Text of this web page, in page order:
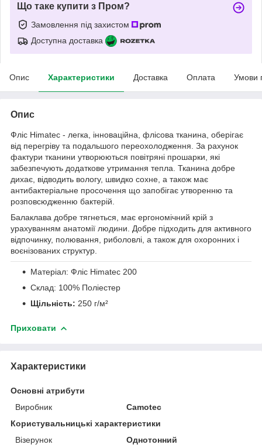
Що таке купити з Пром?
Замовлення під захистом
Доступна доставка
Опис Характеристики Доставка Оплата Умови
Опис
Фліс Himatec - легка, інноваційна, флісова тканина, оберігає
від перегріву та подальшого переохолодження. За рахунок
фактури тканини утворюються повітряні прошарки, які
забезпечують додаткове утримання тепла. Тканина добре
дихає, відводить вологу, швидко сохне, а також має
антибактеріальне просочення що запобігає утворенню та
розповсюдженню бактерій.
Балаклава добре тягнеться, має ергономічний крій з
урахуванням анатомії людини. Добре підходить для активного
відпочинку, полювання, риболовлі, а також для охоронних і
воєнізованих структур.
Матеріал: Фліс Himatec 200
Склад: 100% Поліестер
Щільність: 250 г/м²
Приховати
Характеристики
Основні атрибути
Виробник
Camotec
Користувальницькі характеристики
Візерунок
Однотонний